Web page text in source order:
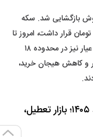
بازگشایی شد. سکه
در محدوده ۱۸۸ میلیون و ۵۰۰ هزار تومان قرار داشت، امروز تا
مرز ۱۸۴ میلیون تومان عقب نشست و هر گرم طلای ۱۸ عیار نیز در محدوده ۱۸
دلار و کاهش هیجان خرید،
قیمت دلار، طلا و سکه امروز جمعه ۲ مرداد ۱۴۰۵؛ بازار تعطیل،